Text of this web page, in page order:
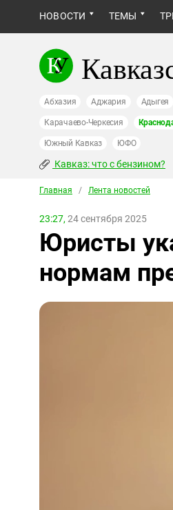
НОВОСТИ ТЕМЫ
Абхазия Аджария Адыгея
Карачаево-Черкесия
Южный Кавказ ЮФО
Кавказ: что с бензином?
Главная / Лента новостей
23:27, 24 сентября 2025
Юристы
нормам